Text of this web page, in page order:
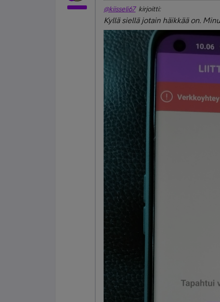
@kiisseli67kirjoitti:
Kyllä siellä jotain häikkää on.